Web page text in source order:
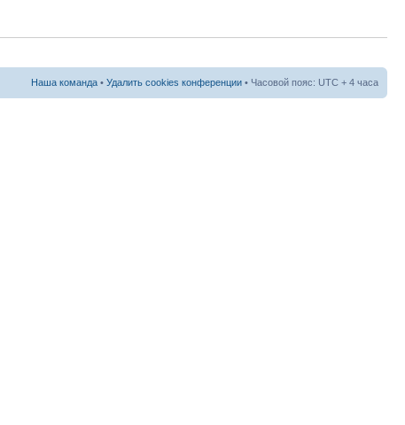
Наша команда • Удалить cookies конференции • Часовой пояс: UTC + 4 часа